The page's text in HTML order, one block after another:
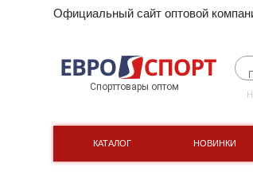
Официальный сайт оптовой
Спорттовары оптом
КАТАЛОГ НОВИНКИ